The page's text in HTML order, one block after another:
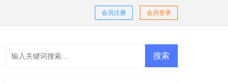
会员登录
会员注册